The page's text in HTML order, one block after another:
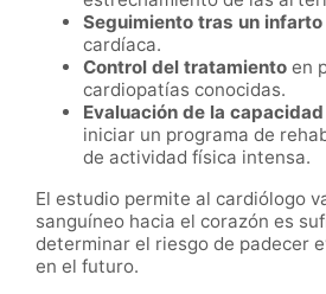
Seguimiento tras un infarto
cardíaca.
Control del tratamiento en
cardiopatías conocidas.
Evaluación de la
iniciar un programa de
de actividad física intensa.
El estudio permite al cardiólogo
sanguíneo hacia el corazón es
determinar el riesgo de padecer
en el futuro.